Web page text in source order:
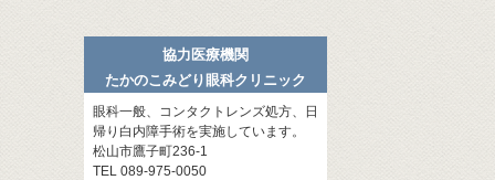
協力医療機関
たかのこみどり眼科クリニック
眼科一般、コンタクトレンズ処方、日
帰り白内障手術を実施しています。
松山市鷹子町236-1
TEL 089-975-0050